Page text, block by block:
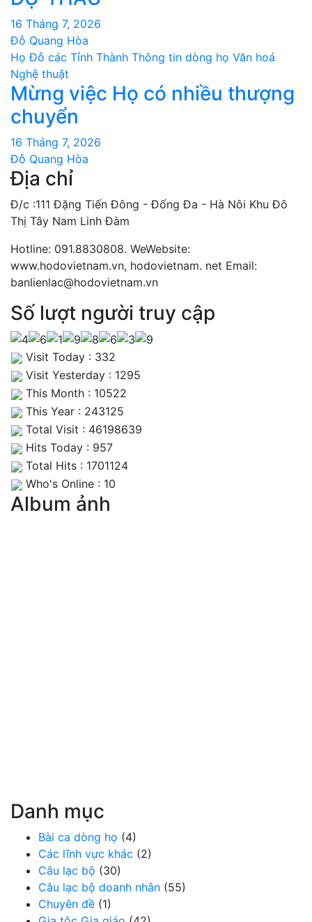
16 Tháng 7, 2026
Đỗ Quang Hòa
Họ Đỗ các Tỉnh Thành Thông tin dòng họ Văn hoá
Nghệ thuật
Mừng việc Họ có nhiều thượng
chuyển
16 Tháng 7, 2026
Đỗ Quang Hòa
Địa chỉ
Đ/c :111 Đặng Tiến Đông - Đống Đa - Hà Nôi Khu Đô
Thị Tây Nam Linh Đàm
Hotline: 091.8830808. WeWebsite:
www.hodovietnam.vn, hodovietnam. net Email:
banlienlac@hodovietnam.vn
Số lượt người truy cập
Visit Today : 332
Visit Yesterday : 1295
This Month : 10522
This Year : 243125
Total Visit : 46198639
Hits Today : 957
Total Hits : 1701124
Who's Online : 10
Album ảnh
Danh mục
Bài ca dòng họ (4)
Các lĩnh vực khác (2)
Câu lạc bộ (30)
Câu lạc bộ doanh nhân (55)
Chuyên đề (1)